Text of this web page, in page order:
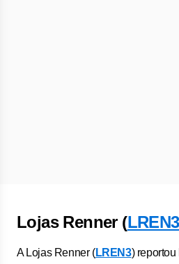
Lojas Renner (LREN3
A Lojas Renner (LREN3)